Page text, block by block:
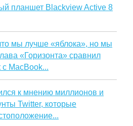
планшет Blackview Active 8
мы лучше «яблока», но мы
«Горизонта» сравнил
с MacBook...
к мнению миллионов и
Twitter, которые